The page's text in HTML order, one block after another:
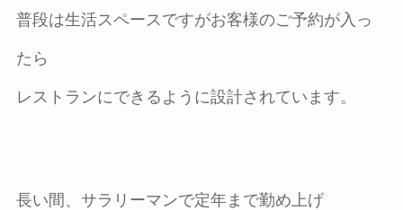
普段は生活スペースですがお客様のご予約が入っ
たら
レストランにできるように設計されています。
長い間、サラリーマンで定年まで勤め上げ